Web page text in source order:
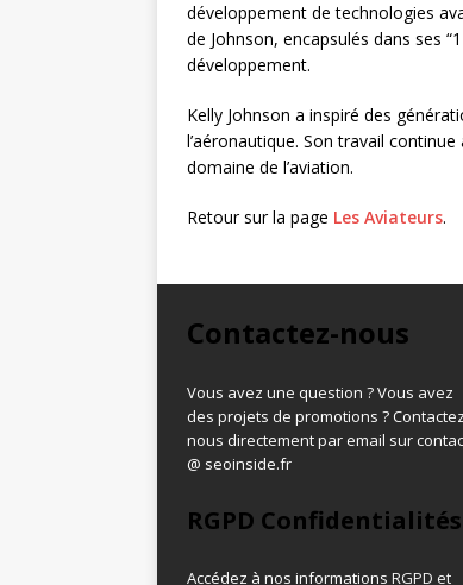
développement de technologies
de Johnson, encapsulés dans ses
développement.
Kelly Johnson a inspiré des
l’aéronautique. Son travail
domaine de l’aviation.
Retour sur la page Les Aviateurs.
Contactez-nous
Vous avez une question ? Vous avez
des projets de promotions ?
nous directement par email sur
@ seoinside.fr
RGPD Confidentialités
Accédez à nos informations RGPD et